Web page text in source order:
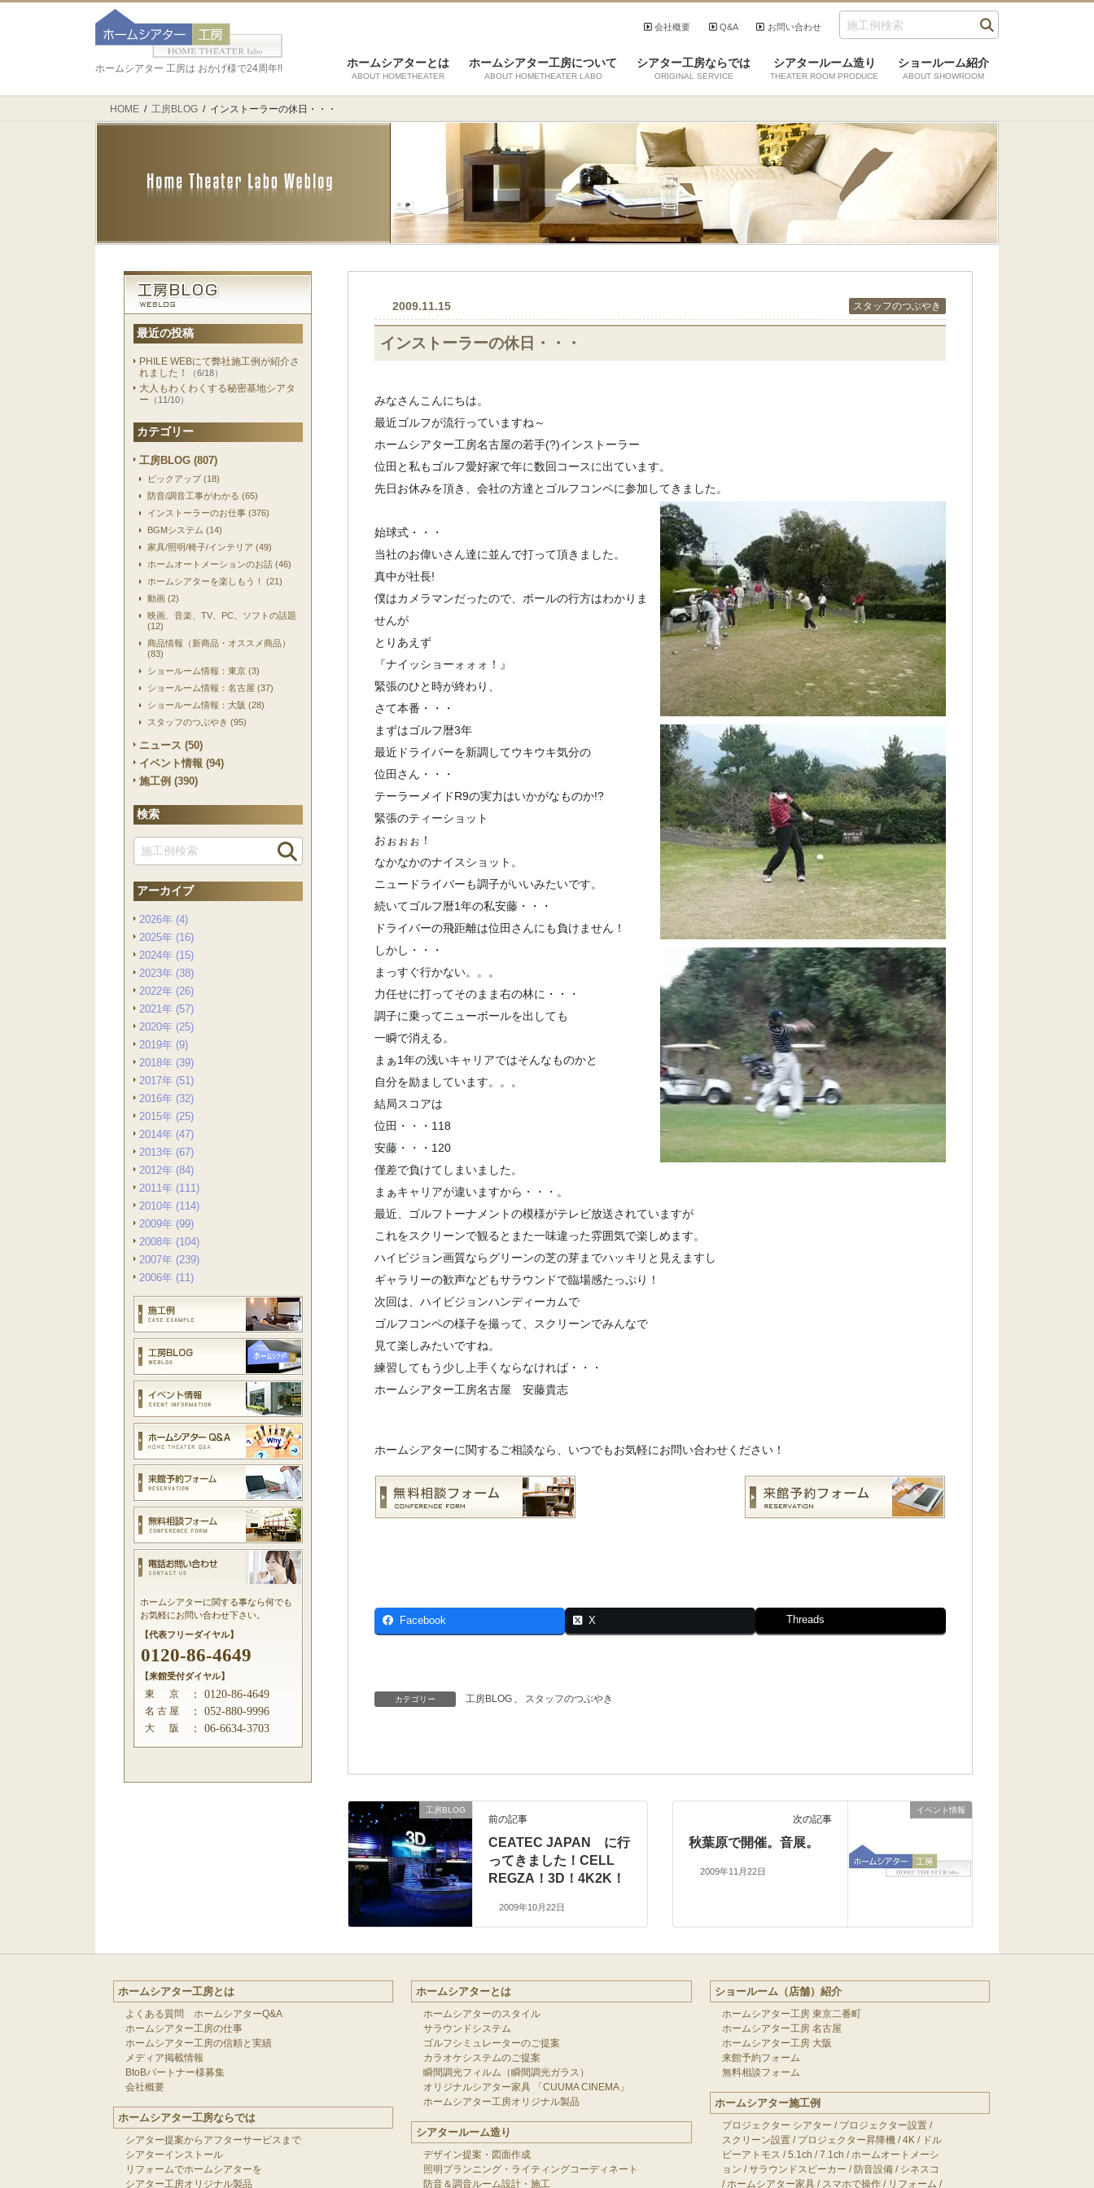
お問い合わせ
Q&A
会社概要
ホームシアター 工房は おかげ様で24周年!! ホームシアターとは
ABOUT HOMETHEATER
ホームシアター工房について
ABOUT HOMETHEATER LABO
シアター工房ならでは
ORIGINAL SERVICE
シアタールーム造り
THEATER ROOM PRODUCE
ショールーム紹介
ABOUT SHOWROOM
HOME 工房BLOG インストーラーの休日・・・
最近の投稿
PHILE WEBにて弊社施工例が紹介さ
れました！
（6/18）
大人もわくわくする秘密基地シアタ
ー （11/10）
カテゴリー
工房BLOG (807)
ピックアップ (18)
防音/調音工事がわかる (65)
インストーラーのお仕事 (376)
BGMシステム (14)
家具/照明/椅子/インテリア (49)
ホームオートメーションのお話 (46)
ホームシアターを楽しもう！ (21)
動画 (2)
映画、音楽、TV、PC、ソフトの話題
(12)
商品情報（新商品・オススメ商品）
(83)
ショールーム情報：東京 (3)
ショールーム情報：名古屋 (37)
ショールーム情報：大阪 (28)
スタッフのつぶやき (95)
ニュース (50)
イベント情報 (94)
施工例 (390)
検索
アーカイブ
2026年 (4)
2025年 (16)
2024年 (15)
2023年 (38)
2022年 (26)
2021年 (57)
2020年 (25)
2019年 (9)
2018年 (39)
2017年 (51)
2016年 (32)
2015年 (25)
2014年 (47)
2013年 (67)
2012年 (84)
2011年 (111)
2010年 (114)
2009年 (99)
2008年 (104)
2007年 (239)
2006年 (11)
ホームシアターに関する事なら何でも
お気軽にお問い合わせ下さい。
【代表フリーダイヤル】
0120-86-4649
【来館受付ダイヤル】
東 京 ： 0120-86-4649
名 古 屋 ： 052-880-9996
大 阪 ： 06-6634-3703
2009.11.15 スタッフのつぶやき
インストーラーの休日・・・
みなさんこんにちは。
最近ゴルフが流行っていますね～
ホームシアター工房名古屋の若手(?)インストーラー
位田と私もゴルフ愛好家で年に数回コースに出ています。
先日お休みを頂き、会社の方達とゴルフコンペに参加してきました。
始球式・・・
当社のお偉いさん達に並んで打って頂きました。
真中が社長!
僕はカメラマンだったので、ボールの行方はわかりま
せんが
とりあえず
『ナイッショーォォォ！』
緊張のひと時が終わり、
さて本番・・・
まずはゴルフ暦3年
最近ドライバーを新調してウキウキ気分の
位田さん・・・
テーラーメイドR9の実力はいかがなものか!?
緊張のティーショット
おぉぉぉ！
なかなかのナイスショット。
ニュードライバーも調子がいいみたいです。
続いてゴルフ暦1年の私安藤・・・
ドライバーの飛距離は位田さんにも負けません！
しかし・・・
まっすぐ行かない。。。
力任せに打ってそのまま右の林に・・・
調子に乗ってニューボールを出しても
一瞬で消える。
まぁ1年の浅いキャリアではそんなものかと
自分を励ましています。。。
結局スコアは
位田・・・118
安藤・・・120
僅差で負けてしまいました。
まぁキャリアが違いますから・・・。
最近、ゴルフトーナメントの模様がテレビ放送されていますが
これをスクリーンで観るとまた一味違った雰囲気で楽しめます。
ハイビジョン画質ならグリーンの芝の芽までハッキリと見えますし
ギャラリーの歓声などもサラウンドで臨場感たっぷり！
次回は、ハイビジョンハンディーカムで
ゴルフコンペの様子を撮って、スクリーンでみんなで
見て楽しみたいですね。
練習してもう少し上手くならなければ・・・
ホームシアター工房名古屋 安藤貴志
ホームシアターに関するご相談なら、いつでもお気軽にお問い合わせください！
Facebook X Threads
カテゴリー 工房BLOG 、 スタッフのつぶやき
工房BLOG
前の記事
CEATEC JAPAN に行
ってきました！CELL
REGZA！3D！4K2K！
2009年10月22日
イベント情報
次の記事
秋葉原で開催。音展。
2009年11月22日
ホームシアター工房とは
よくある質問 ホームシアターQ&A
ホームシアター工房の仕事
ホームシアター工房の信頼と実績
メディア掲載情報
BtoBパートナー様募集
会社概要
ホームシアター工房ならでは
シアター提案からアフターサービスまで
シアターインストール
リフォームでホームシアターを
シアター工房オリジナル製品
ホームシアターとは
ホームシアターのスタイル
サラウンドシステム
ゴルフシミュレーターのご提案
カラオケシステムのご提案
瞬間調光フィルム（瞬間調光ガラス）
オリジナルシアター家具 「CUUMA CINEMA」
ホームシアター工房オリジナル製品
シアタールーム造り
デザイン提案・図面作成
照明プランニング・ライティングコーディネート
防音＆調音ルーム設計・施工
ショールーム（店舗）紹介
ホームシアター工房 東京二番町
ホームシアター工房 名古屋
ホームシアター工房 大阪
来館予約フォーム
無料相談フォーム
ホームシアター施工例
プロジェクター シアター / プロジェクター設置/
スクリーン設置/ プロジェクター昇降機/4K/ ドル
ビーアトモス /5.1ch /7.1ch /ホームオートメーシ
ョン /サラウンドスピーカー / 防音設備/ シネスコ
/ホームシアター家具/ スマホで操作/ リフォーム /